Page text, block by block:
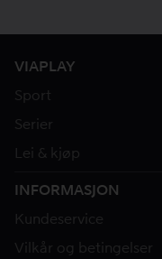
VIAPLAY
Sport
Serier
Lei & kjøp
INFORMASJON
Kundeservice
Vilkår og betingelser